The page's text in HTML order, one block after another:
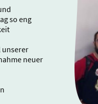
so eng
unserer
neuer